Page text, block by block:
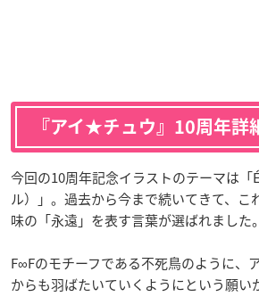
『アイ★チュウ』10周年詳
今回の10周年記念イラストのテーマは
ル）」。過去から今まで続いてきて、こ
味の「永遠」を表す言葉が選ばれました。
F∞Fのモチーフである不死鳥のように、
からも羽ばたいていくようにという願い